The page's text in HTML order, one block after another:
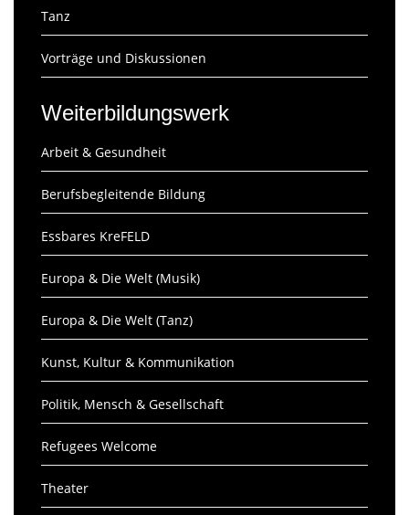
Tanz
Vorträge und Diskussionen
Weiterbildungswerk
Arbeit & Gesundheit
Berufsbegleitende Bildung
Essbares KreFELD
Europa & Die Welt (Musik)
Europa & Die Welt (Tanz)
Kunst, Kultur & Kommunikation
Politik, Mensch & Gesellschaft
Refugees Welcome
Theater